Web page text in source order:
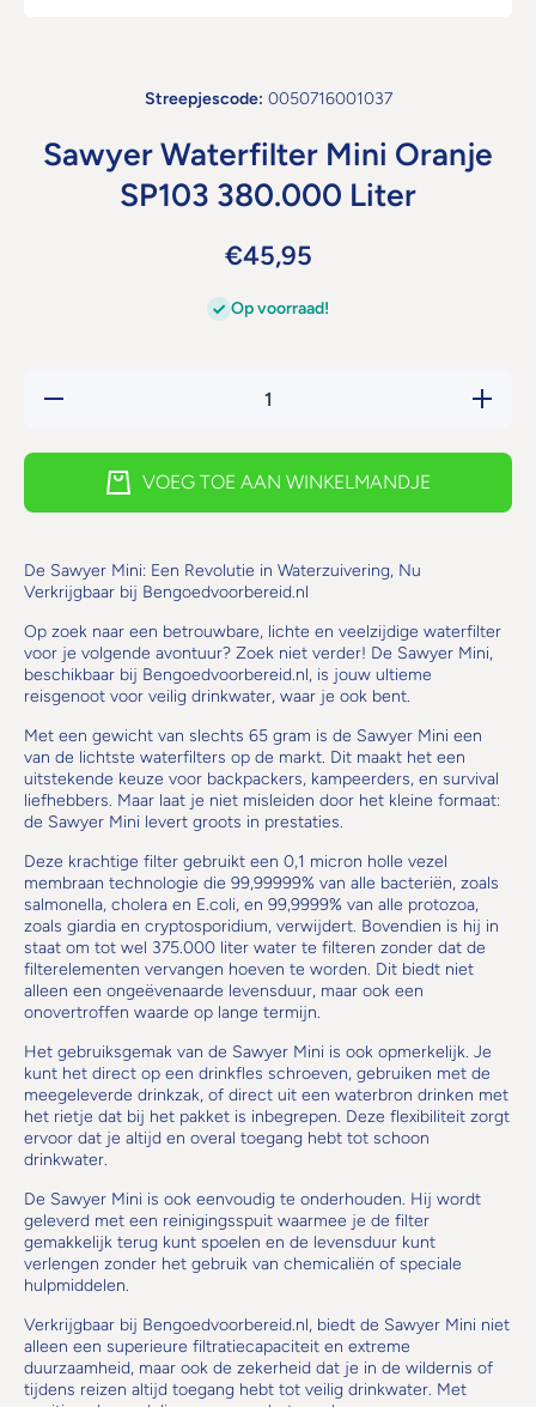
Streepjescode: 0050716001037
Sawyer Waterfilter Mini Oranje
SP103 380.000 Liter
€45,95
Op voorraad!
Hoeveelheid
Mini Oranje
Verhoog
SP103
VOEG TOE AAN WINKELMANDJE
De Sawyer Mini: Een Revolutie in Waterzuivering, Nu
Verkrijgbaar bij Bengoedvoorbereid.nl
Op zoek naar een betrouwbare, lichte en veelzijdige waterfilter
voor je volgende avontuur? Zoek niet verder! De Sawyer Mini,
beschikbaar bij Bengoedvoorbereid.nl, is jouw ultieme
reisgenoot voor veilig drinkwater, waar je ook bent.
Met een gewicht van slechts 65 gram is de Sawyer Mini een
van de lichtste waterfilters op de markt. Dit maakt het een
uitstekende keuze voor backpackers, kampeerders, en survival
liefhebbers. Maar laat je niet misleiden door het kleine formaat:
de Sawyer Mini levert groots in prestaties.
Deze krachtige filter gebruikt een 0,1 micron holle vezel
membraan technologie die 99,99999% van alle bacteriën, zoals
salmonella, cholera en E.coli, en 99,9999% van alle protozoa,
zoals giardia en cryptosporidium, verwijdert. Bovendien is hij in
staat om tot wel 375.000 liter water te filteren zonder dat de
filterelementen vervangen hoeven te worden. Dit biedt niet
alleen een ongeëvenaarde levensduur, maar ook een
onovertroffen waarde op lange termijn.
Het gebruiksgemak van de Sawyer Mini is ook opmerkelijk. Je
kunt het direct op een drinkfles schroeven, gebruiken met de
meegeleverde drinkzak, of direct uit een waterbron drinken met
het rietje dat bij het pakket is inbegrepen. Deze flexibiliteit zorgt
ervoor dat je altijd en overal toegang hebt tot schoon
drinkwater.
De Sawyer Mini is ook eenvoudig te onderhouden. Hij wordt
geleverd met een reinigingsspuit waarmee je de filter
gemakkelijk terug kunt spoelen en de levensduur kunt
verlengen zonder het gebruik van chemicaliën of speciale
hulpmiddelen.
Verkrijgbaar bij Bengoedvoorbereid.nl, biedt de Sawyer Mini niet
alleen een superieure filtratiecapaciteit en extreme
duurzaamheid, maar ook de zekerheid dat je in de wildernis of
tijdens reizen altijd toegang hebt tot veilig drinkwater. Met